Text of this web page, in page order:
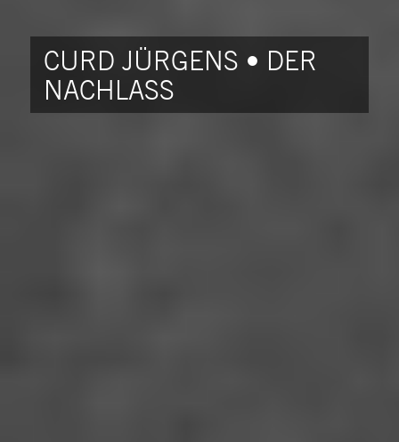
CURD JÜRGENS • DER
NACHLASS